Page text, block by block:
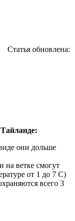
Статья обновлена:
они дольше
на ветке смогут
от 1 до 7 С)
всего 3